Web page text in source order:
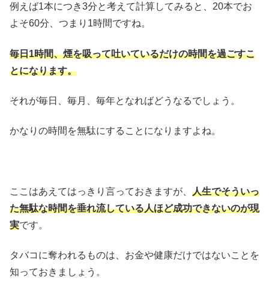
例えば1本につき3分と考えて計算してみると、20本でお
よそ60分、つまり1時間ですね。
毎日1時間、煙を吸って吐いているだけの時間を過ごすこ
とになります。
それが毎日、毎月、毎年となればどうなるでしょう。
かなりの時間を無駄にすることになりますよね。
ここはあえてはっきり言っておきますが、 人生でそういっ
た無駄な時間を垂れ流している人ほど成功できないのが現
実です。
タバコに奪われるものは、お金や健康だけではないことを
知っておきましょう。